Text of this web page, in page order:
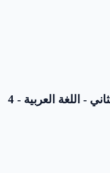
الموضوع رقم 52 - فرض الفصل الثاني - اللغة العربية - 4